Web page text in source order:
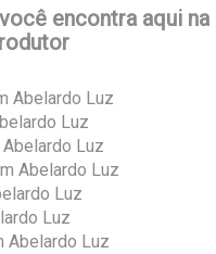
encontra aqui na
Abelardo Luz
Luz
Abelardo Luz
Abelardo Luz
Luz
Luz
Abelardo Luz